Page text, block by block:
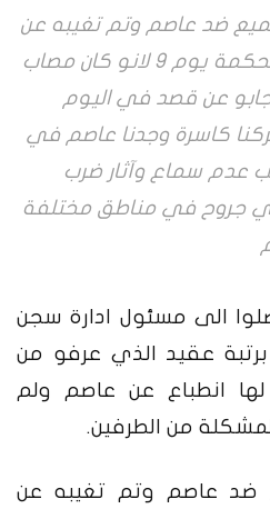
ضد عاصم وتم تغيبه عن
جلسة المحكمة يوم 9 لانو كان مصاب
عن قصد في اليوم
كاسرة وجدنا عاصم في
عدم سماع وآثار ضرب
جروح في مناطق مختلفة
الى مسئول ادارة سجن
عقيد الذي عرفو من
لها انطباع عن عاصم ولم
من الطرفين.
ضد عاصم وتم تغيبه عن